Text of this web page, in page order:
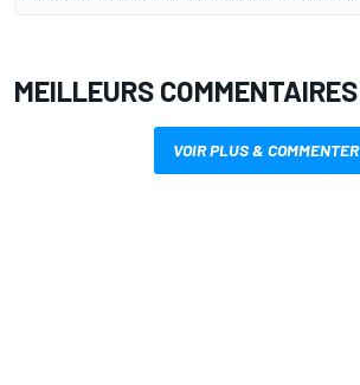
MEILLEURS COMMENTAIRES
VOIR PLUS & COMMENTER